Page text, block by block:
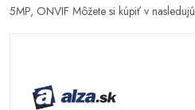
5MP, ONVIF Môžete si kúpiť v